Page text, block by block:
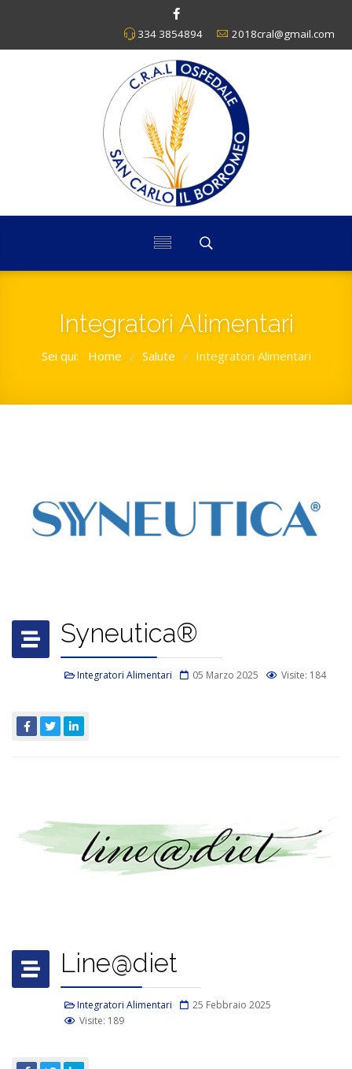
334 3854894 2018cral@gmail.com
Integratori Alimentari
Sei qui: Home / Salute / Integratori Alimentari
Syneutica®
Integratori Alimentari 05 Marzo 2025 Visite: 184
Line@diet
Integratori Alimentari
25 Febbraio 2025
Visite: 189